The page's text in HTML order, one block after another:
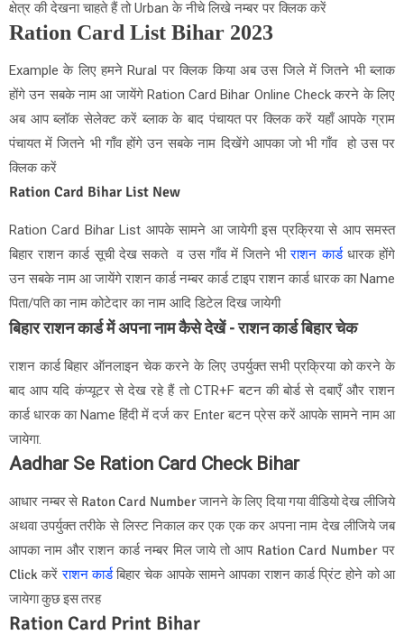
क्षेत्र की देखना चाहते हैं तो Urban के नीचे लिखे नम्बर पर क्लिक करें
Ration Card List Bihar 2023
Example के लिए हमने Rural पर क्लिक किया अब उस जिले में जितने भी ब्लाक
होंगे उन सबके नाम आ जायेंगे Ration Card Bihar Online Check करने के लिए
अब आप ब्लॉक सेलेक्ट करें ब्लाक के बाद पंचायत पर क्लिक करें यहाँ आपके ग्राम
पंचायत में जितने भी गाँव होंगे उन सबके नाम दिखेंगे आपका जो भी गाँव हो उस पर
क्लिक करें
Ration Card Bihar List New
Ration Card Bihar List आपके सामने आ जायेगी इस प्रक्रिया से आप समस्त
बिहार राशन कार्डसूचीदेख सकते व उस गाँव में जितने भीराशन कार्ड धारक होंगे
उन सबके नाम आ जायेंगे राशन कार्ड नम्बर कार्ड टाइप राशन कार्ड धारक का Name
पिता/पति का नाम कोटेदार का नाम आदि डिटेल दिख जायेगी
बिहार राशन कार्ड में अपना नाम कैसे देखें - राशन कार्ड बिहार चेक
राशन कार्ड बिहार ऑनलाइन चेक करने के लिए उपर्युक्त सभी प्रक्रिया को करने के
बाद आप यदि कंप्यूटर से देख रहे हैं तो CTR+F बटन की बोर्ड से दबाएँ और राशन
कार्ड धारक का Name हिंदी में दर्ज कर Enter बटन प्रेस करें आपके सामने नाम आ
जायेगा.
Aadhar Se Ration Card Check Bihar
आधार नम्बर से Raton Card Number जानने के लिए दिया गया वीडियो देख लीजिये
अथवा उपर्युक्त तरीके से लिस्ट निकाल कर एक एक कर अपना नाम देख लीजिये जब
आपका नाम और राशन कार्ड नम्बर मिल जाये तो आप Ration Card Number पर
Click करेंराशन कार्डबिहार चेक आपके सामने आपका राशन कार्ड प्रिंट होने को आ
जायेगा कुछ इस तरह
Ration Card Print Bihar